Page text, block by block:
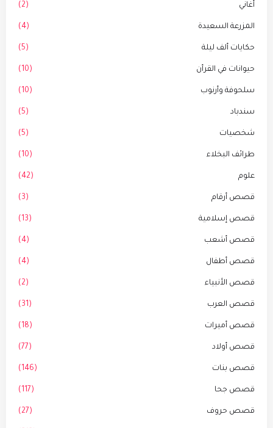
أغاني (2)
المزرعة السعيدة (4)
حكايات ألف ليلة (5)
حيوانات في القرأن (10)
سلحوفة وأرنوب (10)
سندباد (5)
شخصيات (5)
طرائف البخلاء (10)
علوم (42)
قصص أرقام (3)
قصص إسلامية (13)
قصص أشعب (4)
قصص أطفال (4)
قصص الأنبياء (2)
قصص العرب (31)
قصص أميرات (18)
قصص أولاد (77)
قصص بنات (146)
قصص جحا (117)
قصص حروف (27)